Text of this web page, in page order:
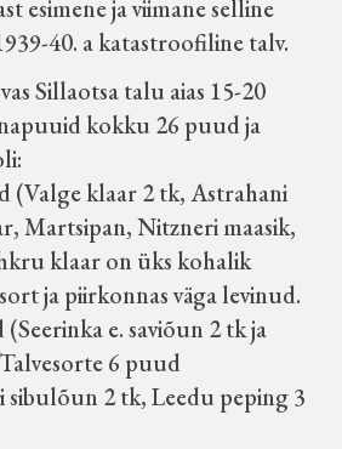
esimene ja viimane selline
40. a katastroofiline talv.
Sillaotsa talu aias 15-20
kokku 26 puud ja
(Valge klaar 2 tk, Astrahani
Martsipan, Nitzneri maasik,
klaar on üks kohalik
ja piirkonnas väga levinud.
e. saviõun 2 tk ja
6 puud
2 tk, Leedu peping 3